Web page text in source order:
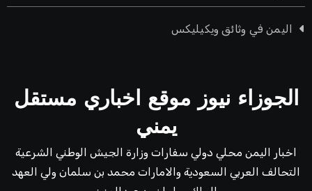
اليمن في وثائق ويكيليكس
الجوزاء نيوز موقع اخباري مستقل
يمني
اخبار اليمن محلي دولي سفارات وزارة الجيش الوطني الشرعية
التحالف العربي السعودية والامارات محمد بن سلمان ولي العهد